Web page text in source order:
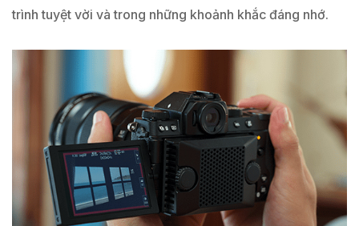
trình tuyệt vời và trong những khoảnh khắc đáng nhớ.